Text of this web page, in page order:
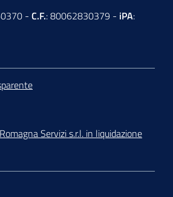
- C.F.: 80062830379 - iPA:
Servizi s.r.l. in liquidazione